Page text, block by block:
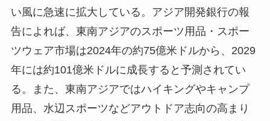
い風に急速に拡大している。アジア開発銀行の報
告によれば、東南アジアのスポーツ用品・スポー
ツウェア市場は2024年の約75億米ドルから、2029
年には約101億米ドルに成長すると予測されてい
る。また、東南アジアではハイキングやキャンプ
用品、水辺スポーツなどアウトドア志向の高まり